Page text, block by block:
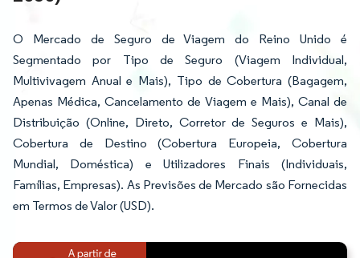
O Mercado de Seguro de Viagem do Reino Unido é
Segmentado por Tipo de Seguro (Viagem Individual,
Multivivagem Anual e Mais), Tipo de Cobertura (Bagagem,
Apenas Médica, Cancelamento de Viagem e Mais), Canal de
Distribuição (Online, Direto, Corretor de Seguros e Mais),
Cobertura de Destino (Cobertura Europeia, Cobertura
Mundial, Doméstica) e Utilizadores Finais (Individuais,
Famílias, Empresas). As Previsões de Mercado são Fornecidas
em Termos de Valor (USD).